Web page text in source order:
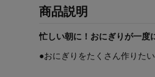
商品説明
忙しい朝に！おにぎりが一度
●おにぎりをたくさん作りた